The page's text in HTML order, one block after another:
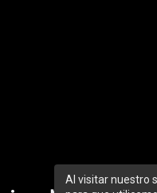
Al visitar nuestro